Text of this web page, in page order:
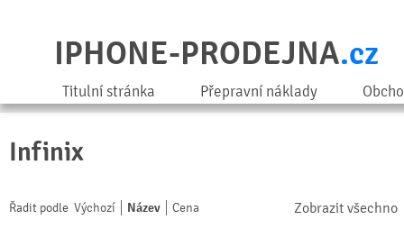
IPHONE-PRODEJNA.cz
Titulní stránka Přepravní náklady
Infinix
Řadit podle Výchozí Název Cena Zobrazit všechno